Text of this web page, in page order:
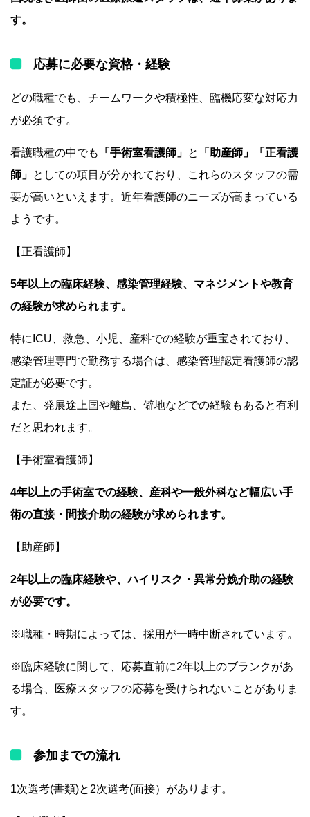
す。
応募に必要な資格・経験
どの職種でも、チームワークや積極性、臨機応変な対応力
が必須です。
看護職種の中でも 「手術室看護師」 と
「助産師」「正看護
師」 としての項目が分かれており、これらのスタッフの需
要が高いといえます。近年看護師のニーズが高まっている
ようです。
【正看護師】
5年以上の臨床経験、感染管理経験、マネジメントや教育
の経験が求められます。
特にICU、救急、小児、産科での経験が重宝されており、
感染管理専門で勤務する場合は、感染管理認定看護師の認
定証が必要です。
また、発展途上国や離島、僻地などでの経験もあると有利
だと思われます。
【手術室看護師】
4年以上の手術室での経験、産科や一般外科など幅広い手
術の直接・間接介助の経験が求められます。
【助産師】
2年以上の臨床経験や、ハイリスク・異常分娩介助の経験
が必要です。
※職種・時期によっては、採用が一時中断されています。
※臨床経験に関して、応募直前に2年以上のブランクがあ
る場合、医療スタッフの応募を受けられないことがありま
す。
参加までの流れ
1次選考(書類)と2次選考(面接）があります。